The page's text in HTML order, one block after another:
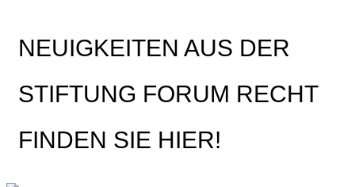
NEUIGKEITEN AUS DER
STIFTUNG FORUM RECHT
FINDEN SIE HIER!